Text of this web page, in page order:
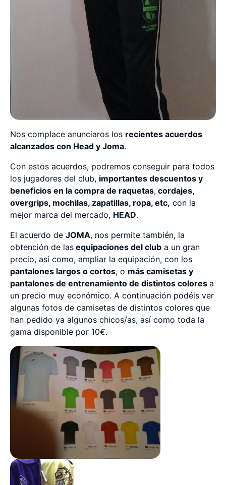
Nos complace anunciaros los recientes acuerdos
alcanzados con Head y Joma.
Con estos acuerdos, podremos conseguir para todos
los jugadores del club, importantes descuentos y
beneficios en la compra de raquetas, cordajes,
overgrips, mochilas, zapatillas, ropa, etc, con la
mejor marca del mercado, HEAD.
El acuerdo de JOMA, nos permite también, la
obtención de las equipaciones del club a un gran
precio, así como, ampliar la equipación, con los
pantalones largos o cortos, o más camisetas y
pantalones de entrenamiento de distintos colores a
un precio muy económico. A continuación podéis ver
algunas fotos de camisetas de distintos colores que
han pedido ya algunos chicos/as, así como toda la
gama disponible por 10€.